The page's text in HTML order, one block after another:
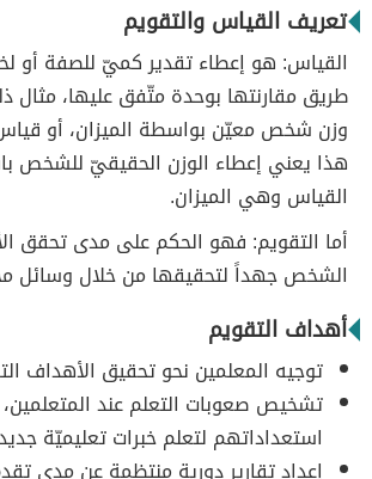
تعريف القياس والتقويم
القياس: هو إعطاء تقدير كميّ للصفة أو
طريق مقارنتها بوحدة متّفق عليها، مثال
وزن شخص معيّن بواسطة الميزان، أو قياس
هذا يعني إعطاء الوزن الحقيقيّ للشخص
القياس وهي الميزان.
أما التقويم: فهو الحكم على مدى تحقق
الشخص جهداً لتحقيقها من خلال وسائل
أهداف التقويم
توجيه المعلمين نحو تحقيق الأهداف
تشخيص صعوبات التعلم عند
استعداداتهم لتعلم خبرات تعليميّة
إعداد تقارير دورية منتظمة عن مدى